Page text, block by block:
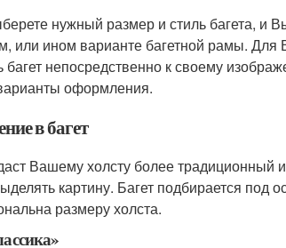
нужный размер и стиль багета, и
или ином варианте багетной рамы.
багет непосредственно к своему
оформления.
в багет
Вашему холсту более традиционный
картину. Багет подбирается под
размеру холста.